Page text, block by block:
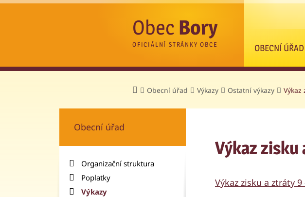
Obec Bory
OFICIÁLNÍ STRÁNKY OBCE OBECNÍ ÚŘAD
Obecní úřad Výkazy Ostatní výkazy Výkaz
Výkaz
Výkaz zisku a ztráty 9
Obecní úřad
Organizační struktura
Poplatky
Výkazy